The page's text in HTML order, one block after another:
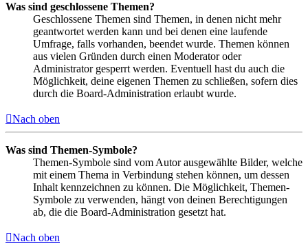
Was sind geschlossene Themen?
Geschlossene Themen sind Themen, in denen nicht mehr
geantwortet werden kann und bei denen eine laufende
Umfrage, falls vorhanden, beendet wurde. Themen können
aus vielen Gründen durch einen Moderator oder
Administrator gesperrt werden. Eventuell hast du auch die
Möglichkeit, deine eigenen Themen zu schließen, sofern dies
durch die Board-Administration erlaubt wurde.
Nach oben
Was sind Themen-Symbole?
Themen-Symbole sind vom Autor ausgewählte Bilder, welche
mit einem Thema in Verbindung stehen können, um dessen
Inhalt kennzeichnen zu können. Die Möglichkeit, Themen-
Symbole zu verwenden, hängt von deinen Berechtigungen
ab, die die Board-Administration gesetzt hat.
Nach oben